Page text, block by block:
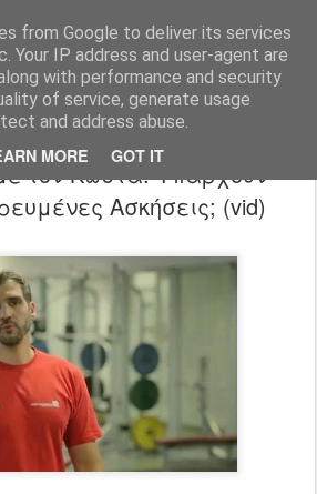
from Google to deliver its services
Your IP address and user-agent are
with performance and security
of service, generate usage
and address abuse.
MORE GOT IT
Coaching Πάθος ,ομαδικότητα , μαχητικότητα , αντίληψη... με μια λέξη MΠΑΣΚΕΤ... .!!! Αγάπη μεγάλη που κρύβει πολλά μυστικά ...
τον Κώστα: Υπάρχουν
Ασκήσεις; (vid)